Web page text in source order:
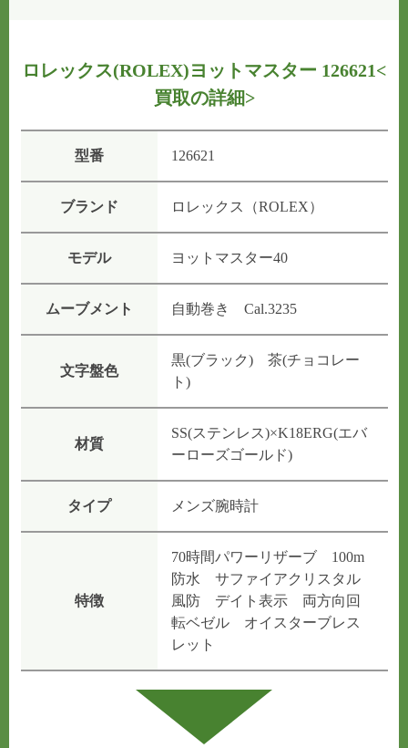
ロレックス(ROLEX)ヨットマスター 126621<
買取の詳細>
型番 126621
ブランド ロレックス（ROLEX）
モデル ヨットマスター40
ムーブメント 自動巻き Cal.3235
文字盤色
黒(ブラック) 茶(チョコレー
ト)
材質
SS(ステンレス)×K18ERG(エバ
ーローズゴールド)
タイプ メンズ腕時計
特徴
70時間パワーリザーブ 100m
防水 サファイアクリスタル
風防 デイト表示 両方向回
転ベゼル オイスターブレス
レット